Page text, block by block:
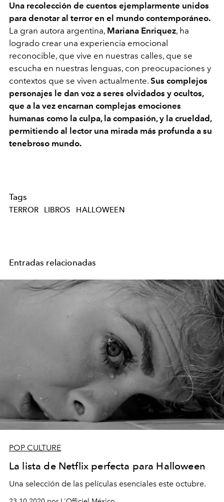
Una recolección de cuentos ejemplarmente unidos
para denotar al terror en el mundo contemporáneo.
La gran autora argentina, Mariana Enriquez, ha
logrado crear una experiencia emocional
reconocible, que vive en nuestras calles, que se
escucha en nuestras lenguas, con preocupaciones y
contextos que se viven actualmente. Sus complejos
personajes le dan voz a seres olvidados y ocultos,
que a la vez encarnan complejas emociones
humanas como la culpa, la compasión, y la crueldad,
permitiendo al lector una mirada más profunda a su
tenebroso mundo.
Tags
TERROR LIBROS HALLOWEEN
Entradas relacionadas
POP CULTURE
La lista de Netflix perfecta para Halloween
Una selección de las películas esenciales este octubre.